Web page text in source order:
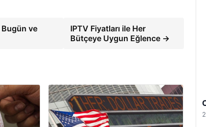
ve
IPTV Fiyatları ile Her
Bütçeye Uygun Eğlence →